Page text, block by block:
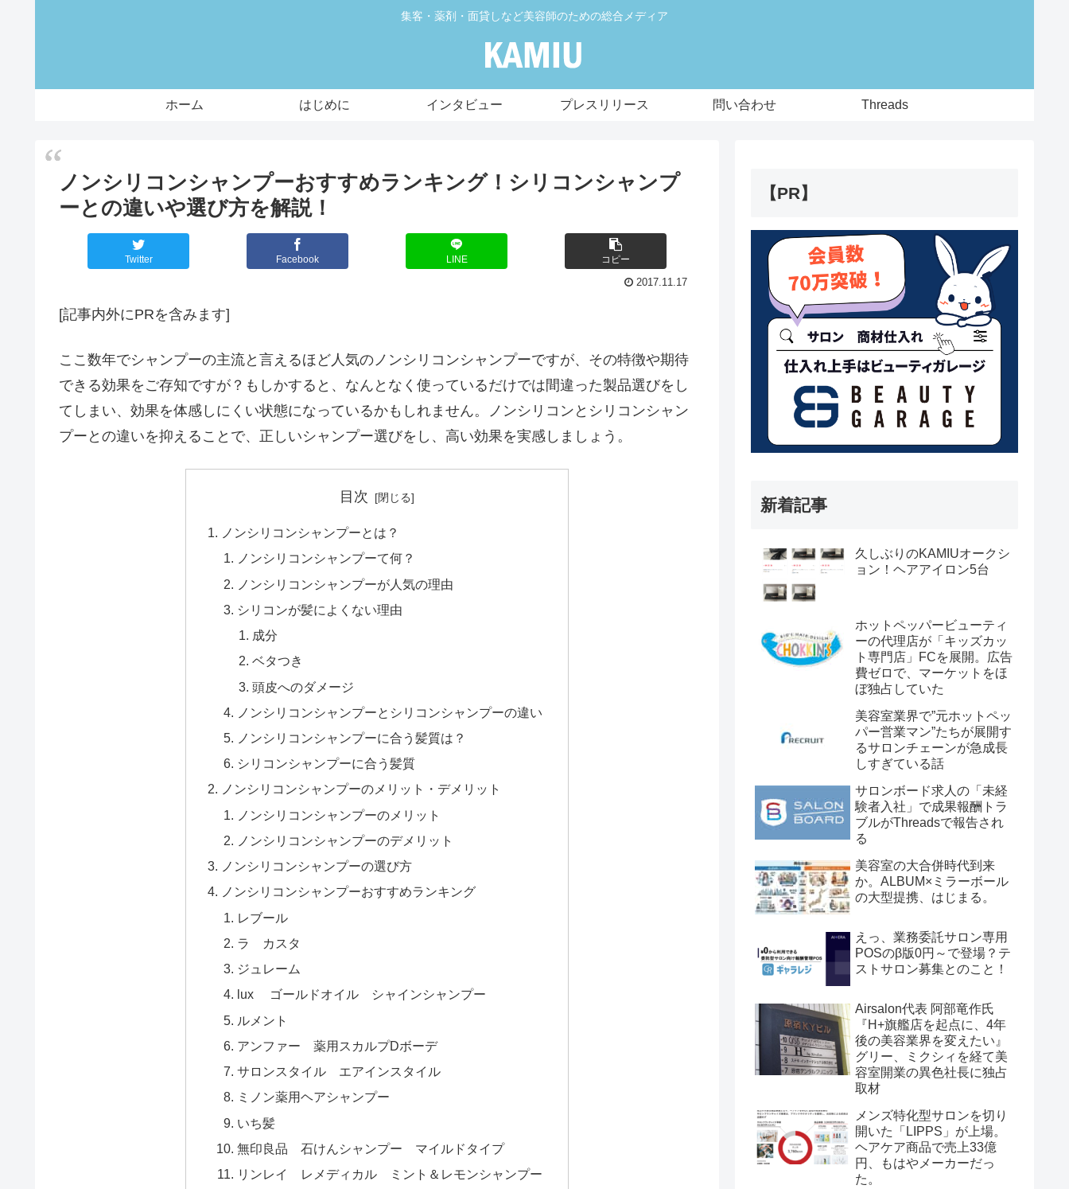
集客・薬剤・面貸しなど美容師のための総合メディア
ホーム はじめに インタビュー プレスリリース 問い合わせ Threads
ノンシリコンシャンプーおすすめランキング！シリコンシャンプ
ーとの違いや選び方を解説！
Twitter Facebook LINE コピー
2017.11.17
[記事内外にPRを含みます]
ここ数年でシャンプーの主流と言えるほど人気のノンシリコンシャンプーですが、その特徴や期待
できる効果をご存知ですが？もしかすると、なんとなく使っているだけでは間違った製品選びをし
てしまい、効果を体感しにくい状態になっているかもしれません。ノンシリコンとシリコンシャン
プーとの違いを抑えることで、正しいシャンプー選びをし、高い効果を実感しましょう。
目次
ノンシリコンシャンプーとは？
ノンシリコンシャンプーて何？
ノンシリコンシャンプーが人気の理由
シリコンが髪によくない理由
成分
ベタつき
頭皮へのダメージ
ノンシリコンシャンプーとシリコンシャンプーの違い
ノンシリコンシャンプーに合う髪質は？
シリコンシャンプーに合う髪質
ノンシリコンシャンプーのメリット・デメリット
ノンシリコンシャンプーのメリット
ノンシリコンシャンプーのデメリット
ノンシリコンシャンプーの選び方
ノンシリコンシャンプーおすすめランキング
レブール
ラ カスタ
ジュレーム
lux ゴールドオイル シャインシャンプー
ルメント
アンファー 薬用スカルプDボーデ
サロンスタイル エアインスタイル
ミノン薬用ヘアシャンプー
いち髪
無印良品 石けんシャンプー マイルドタイプ
リンレイ レメディカル ミント＆レモンシャンプー
【PR】
新着記事
久しぶりのKAMIUオークシ
ョン！ヘアアイロン5台
ホットペッパービューティ
ーの代理店が「キッズカッ
ト専門店」FCを展開。広告
費ゼロで、マーケットをほ
ぼ独占していた
美容室業界で”元ホットペッ
パー営業マン”たちが展開す
るサロンチェーンが急成長
しすぎている話
サロンボード求人の「未経
験者入社」で成果報酬トラ
ブルがThreadsで報告され
る
美容室の大合併時代到来
か。ALBUM×ミラーボール
の大型提携、はじまる。
えっ、業務委託サロン専用
POSのβ版0円～で登場？テ
ストサロン募集とのこと！
Airsalon代表 阿部竜作氏
『H+旗艦店を起点に、4年
後の美容業界を変えたい』
グリー、ミクシィを経て美
容室開業の異色社長に独占
取材
メンズ特化型サロンを切り
開いた「LIPPS」が上場。
ヘアケア商品で売上33億
円、もはやメーカーだっ
た。